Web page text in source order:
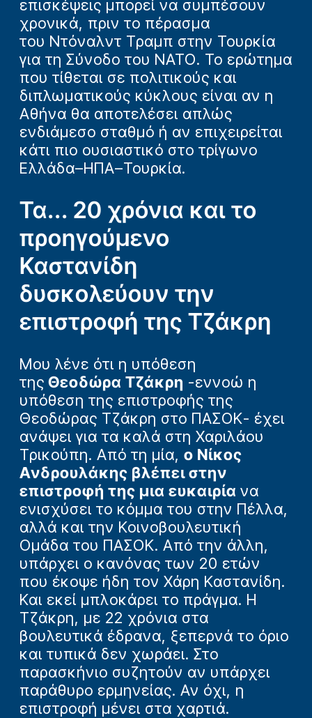
επισκέψεις μπορεί να συμπέσουν
χρονικά, πριν το πέρασμα
του Ντόναλντ Τραμπ στην Τουρκία
για τη Σύνοδο του ΝΑΤΟ. Το ερώτημα
που τίθεται σε πολιτικούς και
διπλωματικούς κύκλους είναι αν η
Αθήνα θα αποτελέσει απλώς
ενδιάμεσο σταθμό ή αν επιχειρείται
κάτι πιο ουσιαστικό στο τρίγωνο
Ελλάδα–ΗΠΑ–Τουρκία.
Τα... 20 χρόνια και το
προηγούμενο
Καστανίδη
δυσκολεύουν την
επιστροφή της Τζάκρη
Μου λένε ότι η υπόθεση
της Θεοδώρα Τζάκρη -εννοώ η
υπόθεση της επιστροφής της
Θεοδώρας Τζάκρη στο ΠΑΣΟΚ- έχει
ανάψει για τα καλά στη Χαριλάου
Τρικούπη. Από τη μία, ο Νίκος
Ανδρουλάκης βλέπει στην
επιστροφή της μια ευκαιρία να
ενισχύσει το κόμμα του στην Πέλλα,
αλλά και την Κοινοβουλευτική
Ομάδα του ΠΑΣΟΚ. Από την άλλη,
υπάρχει ο κανόνας των 20 ετών
που έκοψε ήδη τον Χάρη Καστανίδη.
Και εκεί μπλοκάρει το πράγμα. Η
Τζάκρη, με 22 χρόνια στα
βουλευτικά έδρανα, ξεπερνά το όριο
και τυπικά δεν χωράει. Στο
παρασκήνιο συζητούν αν υπάρχει
παράθυρο ερμηνείας. Αν όχι, η
επιστροφή μένει στα χαρτιά.